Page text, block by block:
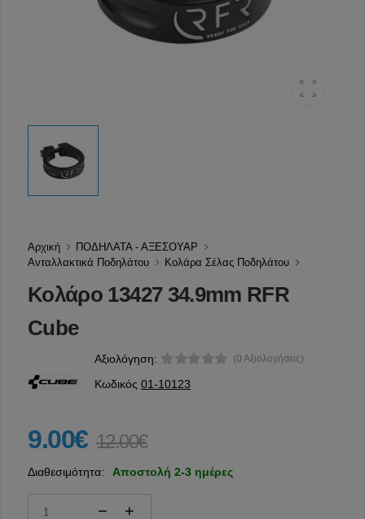
Αρχική
ΠΟΔΗΛΑΤΑ - ΑΞΕΣΟΥΑΡ
Ανταλλακτικά Ποδηλάτου
Κολάρα Σέλας Ποδηλάτου
Κολάρο 13427 34.9mm RFR
Cube
Αξιολόγηση: (0 Αξιολογήσεις)
Κωδικός 01-10123
9.00€ 12.00€
Διαθεσιμότητα: Αποστολή 2-3 ημέρες